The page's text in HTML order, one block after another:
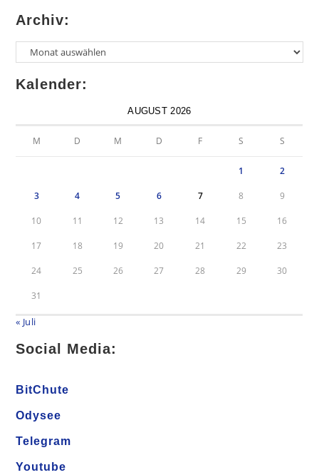
Archiv:
Kalender:
AUGUST 2026
M D M D F S S
1 2
3 4 5 6 7 8 9
10 11 12 13 14 15 16
17 18 19 20 21 22 23
24 25 26 27 28 29 30
31
« Juli
Social Media:
BitChute
Odysee
Telegram
Youtube